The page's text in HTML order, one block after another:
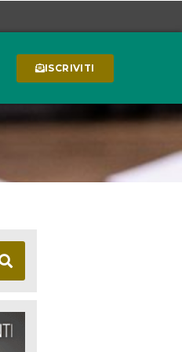
ISCRIVITI